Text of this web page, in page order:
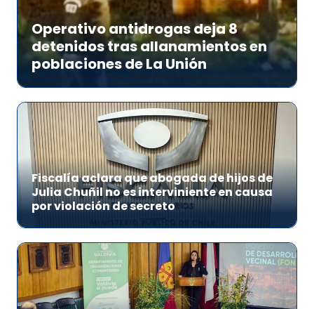
Operativo antidrogas deja 8
detenidos tras allanamientos en
poblaciones de La Unión
Fiscalía aclara que abogada de hijos de
Julia Chuñil no es interviniente en causa
por violación de secreto